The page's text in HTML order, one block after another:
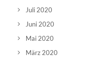
Juli 2020
Juni 2020
Mai 2020
März 2020